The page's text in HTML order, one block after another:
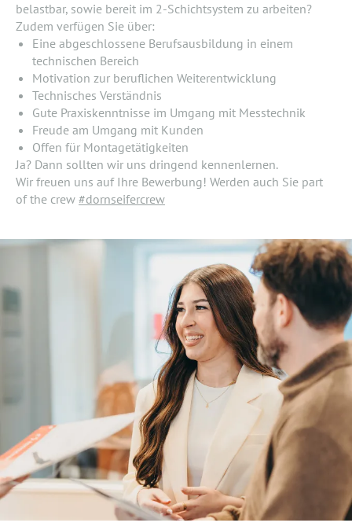
belastbar, sowie bereit im 2-Schichtsystem zu arbeiten?
Zudem verfügen Sie über:
Eine abgeschlossene Berufsausbildung in einem
technischen Bereich
Motivation zur beruflichen Weiterentwicklung
Technisches Verständnis
Gute Praxiskenntnisse im Umgang mit Messtechnik
Freude am Umgang mit Kunden
Offen für Montagetätigkeiten
Ja? Dann sollten wir uns dringend kennenlernen.
Wir freuen uns auf Ihre Bewerbung! Werden auch Sie part
of the crew #dornseifercrew